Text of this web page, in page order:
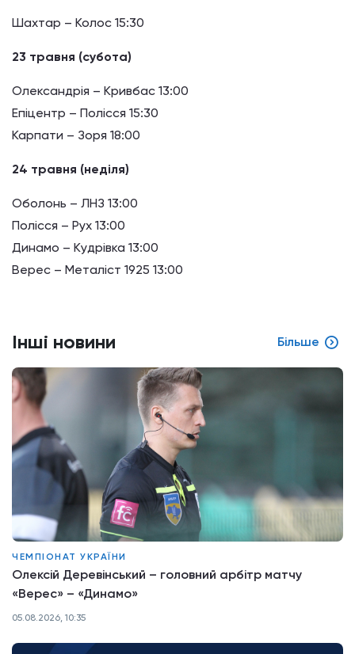
Шахтар – Колос 15:30
23 травня (субота)
Олександрія – Кривбас 13:00
Епіцентр – Полісся 15:30
Карпати – Зоря 18:00
24 травня (неділя)
Оболонь – ЛНЗ 13:00
Полісся – Рух 13:00
Динамо – Кудрівка 13:00
Верес – Металіст 1925 13:00
Інші новини Більше
ЧЕМПІОНАТ УКРАЇНИ
Олексій Деревінський – головний арбітр матчу
«Верес» – «Динамо»
05.08.2026, 10:35